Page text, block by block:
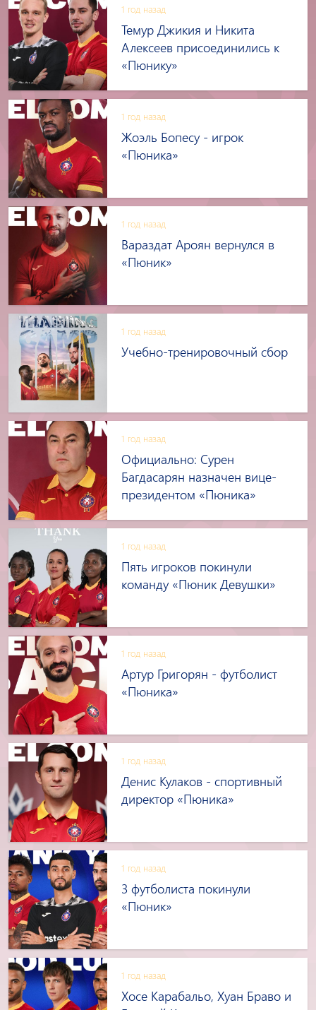
1 год назад
Темур Джикия и Никита
Алексеев присоединились к
«Пюнику»
1 год назад
Жоэль Бопесу - игрок
«Пюника»
1 год назад
Вараздат Ароян вернулся в
«Пюник»
1 год назад
Учебно-тренировочный сбор
1 год назад
Официально։ Сурен
Багдасарян назначен вице-
президентом «Пюника»
1 год назад
Пять игроков покинули
команду «Пюник Девушки»
1 год назад
Артур Григорян - футболист
«Пюника»
1 год назад
Денис Кулаков - спортивный
директор «Пюника»
1 год назад
3 футболиста покинули
«Пюник»
1 год назад
Хосе Карабальо, Хуан Браво и